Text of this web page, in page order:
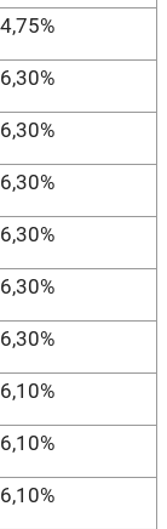
4,75%
6,30%
6,30%
6,30%
6,30%
6,30%
6,30%
6,10%
6,10%
6,10%